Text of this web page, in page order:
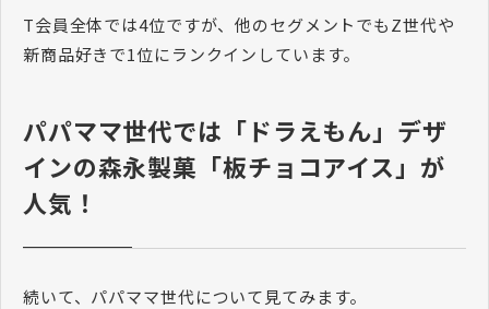
T会員全体では4位ですが、他のセグメントでもZ世代や
新商品好きで1位にランクインしています。
パパママ世代では「ドラえもん」デザ
インの森永製菓「板チョコアイス」が
人気！
続いて、パパママ世代について見てみます。